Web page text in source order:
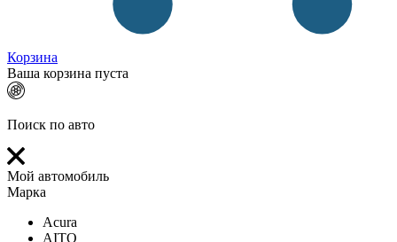
Корзина
Ваша корзина пуста
Поиск по авто
Мой автомобиль
Марка
Acura
AITO